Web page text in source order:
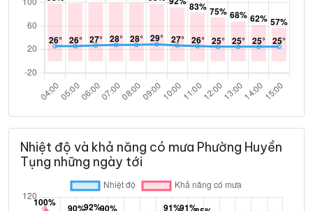
Nhiệt độ và khả năng có mưa Phường Huyền
Tụng những ngày tới